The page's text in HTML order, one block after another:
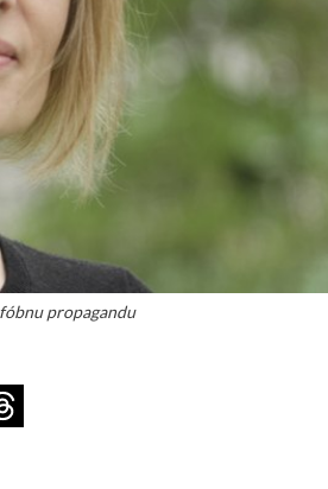
propagandu